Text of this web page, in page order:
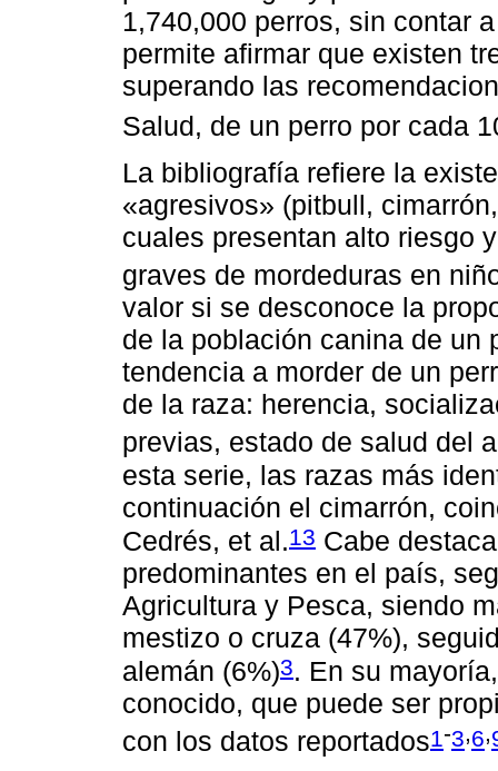
1,740,000 perros, sin contar
permite afirmar que existen
superando las
Salud, de un perro por cada
La bibliografía refiere la
«agresivos» (pitbull,
cuales presentan alto riesgo
graves de mordeduras en
valor si se desconoce la
de la población canina de un
tendencia a morder de un
de la raza: herencia,
previas, estado de salud del
esta serie, las razas más
continuación el cimarrón,
Cedrés, et al.13 Cabe
predominantes en el país,
Agricultura y Pesca, siendo
mestizo o cruza (47%),
alemán (6%)3. En su
conocido, que puede ser
con los datos reportados1 -3,6,